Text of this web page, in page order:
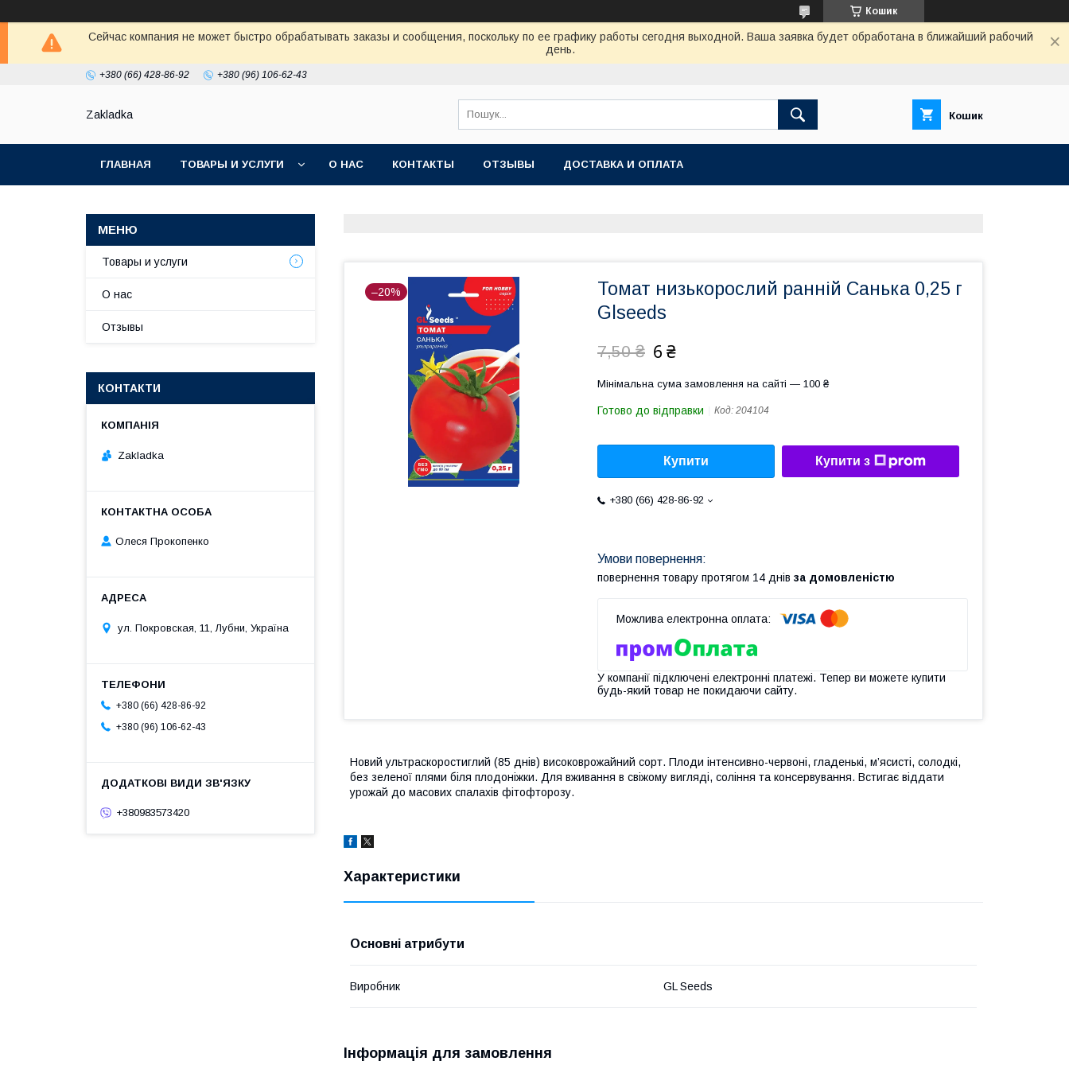
Кошик
Сейчас компания не может быстро обрабатывать заказы и сообщения, поскольку по ее графику работы сегодня выходной. Ваша заявка будет обработана в ближайший рабочий
день.
+380 (66) 428-86-92 +380 (96) 106-62-43
Zakladka Кошик
ГЛАВНАЯ ТОВАРЫ И УСЛУГИ О НАС КОНТАКТЫ ОТЗЫВЫ ДОСТАВКА И ОПЛАТА
–20%
Томат низькорослий ранній Санька 0,25 г
Glseeds
7,50 ₴ 6 ₴
Мінімальна сума замовлення на сайті — 100 ₴
Готово до відправки Код: 204104
Купити Купити з
+380 (66) 428-86-92
повернення товару протягом 14 днів за домовленістю
У компанії підключені електронні платежі. Тепер ви можете купити
будь-який товар не покидаючи сайту.
Новий ультраскоростиглий (85 днів) високоврожайний сорт. Плоди інтенсивно-червоні, гладенькі, м’ясисті, солодкі,
без зеленої плями біля плодоніжки. Для вживання в свіжому вигляді, соління та консервування. Встигає віддати
урожай до масових спалахів фітофторозу.
Характеристики
Основні атрибути
Виробник GL Seeds
Інформація для замовлення
Товары и услуги
О нас
Отзывы
КОНТАКТИ
Zakladka
Олеся Прокопенко
ул. Покровская, 11, Лубни, Україна
+380 (66) 428-86-92
+380 (96) 106-62-43
+380983573420